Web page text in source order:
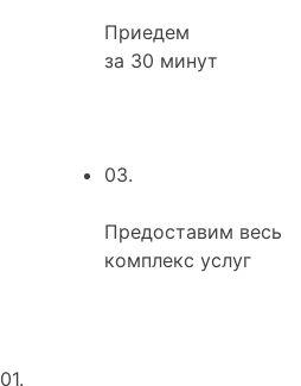
Приедем
за 30 минут
03.
Предоставим весь
комплекс услуг
01.